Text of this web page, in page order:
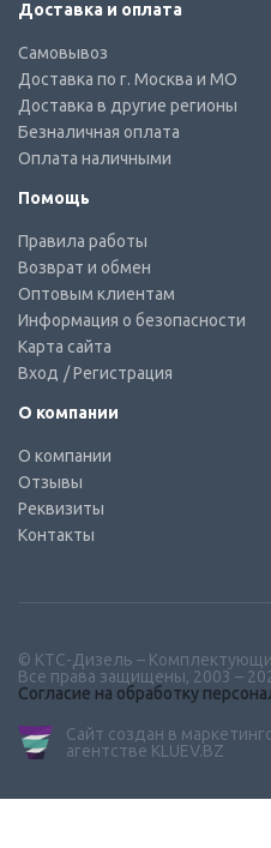
Доставка и оплата
Самовывоз
Доставка по г. Москва и МО
Доставка в другие регионы
Безналичная оплата
Оплата наличными
Помощь
Правила работы
Возврат и обмен
Оптовым клиентам
Информация о безопасности
Карта сайта
Вход / Регистрация
О компании
О компании
Отзывы
Реквизиты
Контакты
© КТС-Дизель –
Все права защищены, 2003 –
Согласие на обработку
Сайт создан в
агентстве KLUEV.BZ